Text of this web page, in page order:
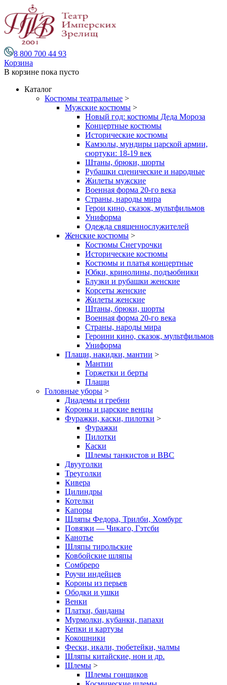
8 800 700 44 93
Корзина
В корзине пока пусто
Каталог
Костюмы театральные >
Мужские костюмы >
Новый год: костюмы Деда Мороза
Концертные костюмы
Исторические костюмы
Камзолы, мундиры царской армии,
сюртуки: 18-19 век
Штаны, брюки, шорты
Рубашки сценические и народные
Жилеты мужские
Военная форма 20-го века
Страны, народы мира
Герои кино, сказок, мультфильмов
Униформа
Одежда священнослужителей
Женские костюмы >
Костюмы Снегурочки
Исторические костюмы
Костюмы и платья концертные
Юбки, кринолины, подъюбники
Блузки и рубашки женские
Корсеты женские
Жилеты женские
Штаны, брюки, шорты
Военная форма 20-го века
Страны, народы мира
Героини кино, сказок, мультфильмов
Униформа
Плащи, накидки, мантии >
Мантии
Горжетки и берты
Плащи
Головные уборы >
Диадемы и гребни
Короны и царские венцы
Фуражки, каски, пилотки >
Фуражки
Пилотки
Каски
Шлемы танкистов и ВВС
Двууголки
Треуголки
Кивера
Цилиндры
Котелки
Капоры
Шляпы Федора, Трилби, Хомбург
Повязки — Чикаго, Гэтсби
Канотье
Шляпы тирольские
Ковбойские шляпы
Сомбреро
Роучи индейцев
Короны из перьев
Ободки и ушки
Венки
Платки, банданы
Мурмолки, кубанки, папахи
Кепки и картузы
Кокошники
Фески, икали, тюбетейки, чалмы
Шляпы китайские, нон и др.
Шлемы >
Шлемы гонщиков